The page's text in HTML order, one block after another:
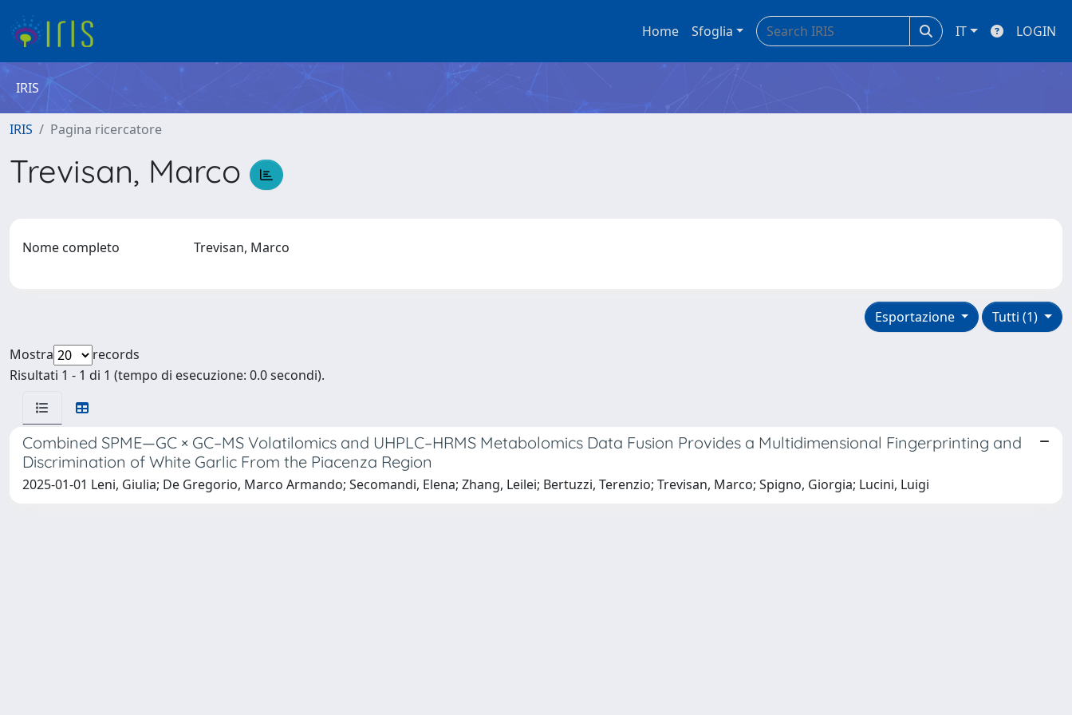
Home Sfoglia IT LOGIN
IRIS
IRIS Pagina ricercatore
Trevisan, Marco
Nome completo Trevisan, Marco
Tutti (1)
Esportazione
Mostra
records
Risultati 1 - 1 di 1 (tempo di esecuzione: 0.0 secondi).
Combined SPME—GC × GC–MS Volatilomics and UHPLC–HRMS Metabolomics Data Fusion Provides a Multidimensional Fingerprinting and
Discrimination of White Garlic From the Piacenza Region
2025-01-01 Leni, Giulia; De Gregorio, Marco Armando; Secomandi, Elena; Zhang, Leilei; Bertuzzi, Terenzio; Trevisan, Marco; Spigno, Giorgia; Lucini, Luigi